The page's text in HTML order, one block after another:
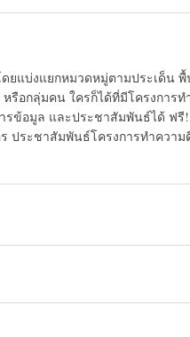
ยแบ่งแยกหมวดหมู่ตามประเด็น
อกลุ่มคน ใครก็ได้ที่มีโครงการท
ข้อมูล และประชาสัมพันธ์ได้ ฟรี
ประชาสัมพันธ์โครงการทำความ